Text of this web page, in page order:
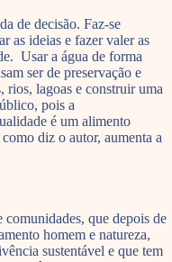
de decisão. Faz-se
as ideias e fazer valer as
Usar a água de forma
ser de preservação e
rios, lagoas e construir uma
pois a
é um alimento
diz o autor, aumenta a
comunidades, que depois de
homem e natureza,
sustentável e que tem